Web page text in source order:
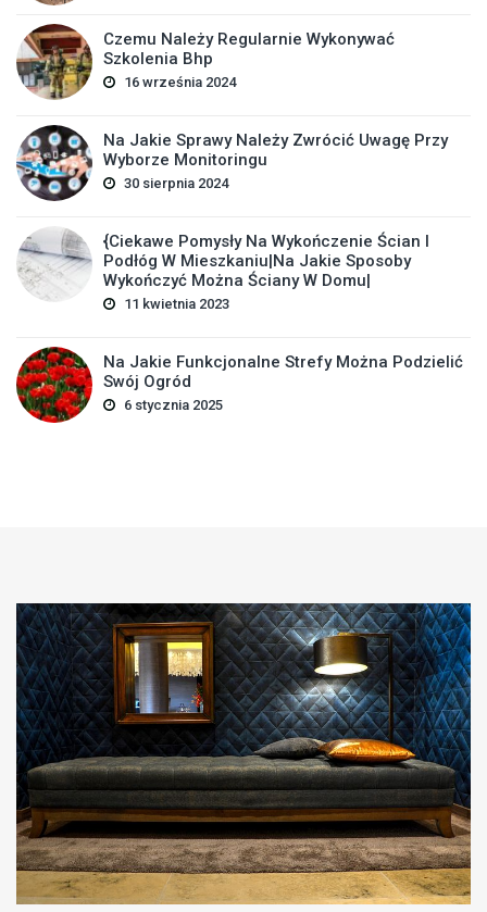
Czemu Należy Regularnie Wykonywać
Szkolenia Bhp
16 września 2024
Na Jakie Sprawy Należy Zwrócić Uwagę Przy
Wyborze Monitoringu
30 sierpnia 2024
{Ciekawe Pomysły Na Wykończenie Ścian I
Podłóg W Mieszkaniu|Na Jakie Sposoby
Wykończyć Można Ściany W Domu|
11 kwietnia 2023
Na Jakie Funkcjonalne Strefy Można Podzielić
Swój Ogród
6 stycznia 2025